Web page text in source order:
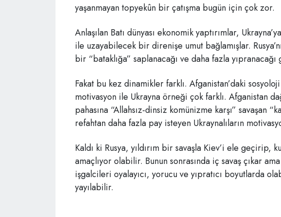
yaşanmayan topyekûn bir çatışma bugün için çok zor.
Anlaşılan Batı dünyası ekonomik yaptırımlar,
ile uzayabilecek bir direnişe umut bağlamışlar.
bir “bataklığa” saplanacağı ve daha fazla
Fakat bu kez dinamikler farklı. Afganistan’daki
motivasyon ile Ukrayna örneği çok farklı. Afganistan
pahasına “Allahsız-dinsiz komünizme karşı” savaşan
refahtan daha fazla pay isteyen Ukraynalıların
Kaldı ki Rusya, yıldırım bir savaşla Kiev’i ele geçirip,
amaçlıyor olabilir. Bunun sonrasında iç savaş çıkar
işgalcileri oyalayıcı, yorucu ve yıpratıcı boyutlarda
yayılabilir.